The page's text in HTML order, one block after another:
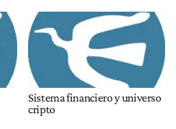
Sistema financiero y universo
cripto